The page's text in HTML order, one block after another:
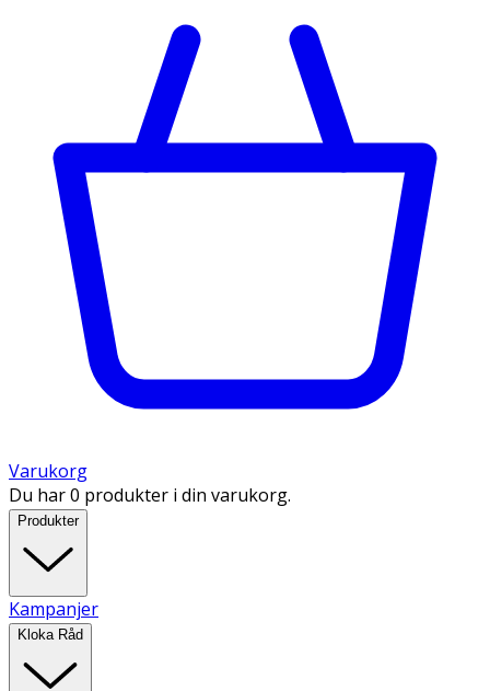
Varukorg
Du har 0 produkter i din varukorg.
Produkter
Kampanjer
Kloka Råd